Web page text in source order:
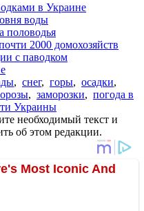
в Украине
воды
половодья
2000 домохозяйств
с паводком
, снег, горы, осадки,
, заморозки, погода в
Украины
необходимый текст и
об этом редакции.